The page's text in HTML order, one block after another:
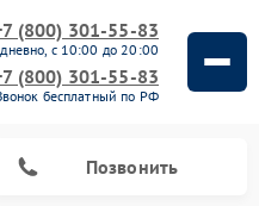
(800) 301-55-83
с 10:00 до 20:00
(800) 301-55-83
бесплатный по РФ
Позвонить